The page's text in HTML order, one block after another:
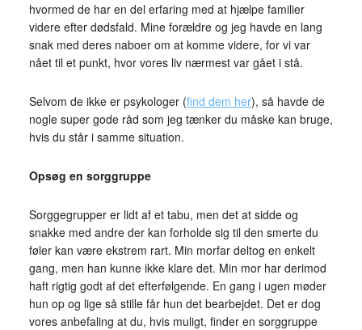
hvormed de har en del erfaring med at hjælpe familier
videre efter dødsfald. Mine forældre og jeg havde en lang
snak med deres naboer om at komme videre, for vi var
nået til et punkt, hvor vores liv nærmest var gået i stå.
Selvom de ikke er psykologer (find dem her), så havde de
nogle super gode råd som jeg tænker du måske kan bruge,
hvis du står i samme situation.
Opsøg en sorggruppe
Sorggegrupper er lidt af et tabu, men det at sidde og
snakke med andre der kan forholde sig til den smerte du
føler kan være ekstrem rart. Min morfar deltog en enkelt
gang, men han kunne ikke klare det. Min mor har derimod
haft rigtig godt af det efterfølgende. En gang i ugen møder
hun op og lige så stille får hun det bearbejdet. Det er dog
vores anbefaling at du, hvis muligt, finder en sorggruppe